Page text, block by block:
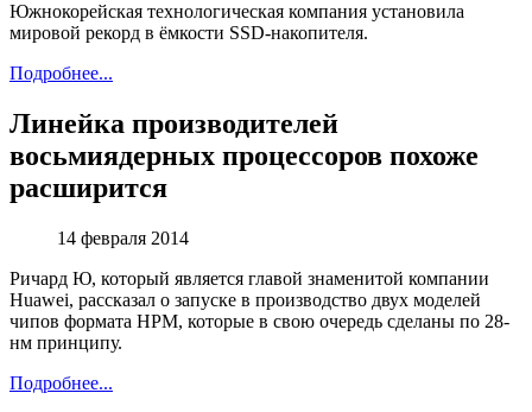
Южнокорейская технологическая компания установила
мировой рекорд в ёмкости SSD-накопителя.
Подробнее...
Линейка производителей
восьмиядерных процессоров похоже
расширится
14 февраля 2014
Ричард Ю, который является главой знаменитой компании
Huawei, рассказал о запуске в производство двух моделей
чипов формата HPM, которые в свою очередь сделаны по 28-
нм принципу.
Подробнее...